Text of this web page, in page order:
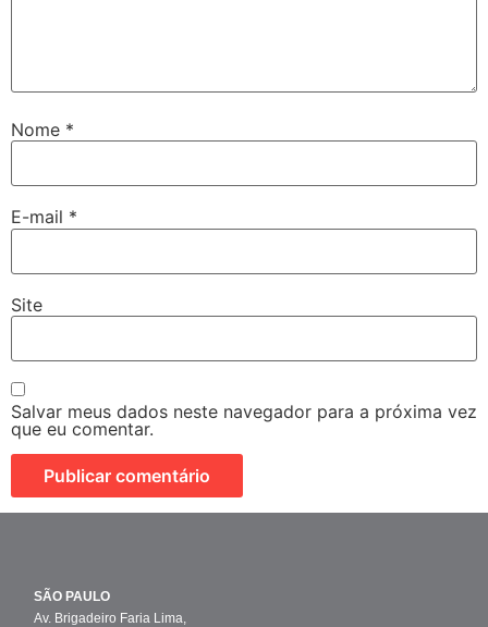
Nome *
E-mail *
Site
Salvar meus dados neste navegador para a próxima vez
que eu comentar.
SÃO PAULO
Av. Brigadeiro Faria Lima,